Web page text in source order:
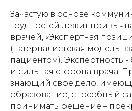
Зачастую в основе
трудностей лежит
врачей, «Экспертная
(патерналистская модель
пациентом). Экспертность -
и сильная сторона врача.
знающий свое дело,
образование, способный
принимать решение –